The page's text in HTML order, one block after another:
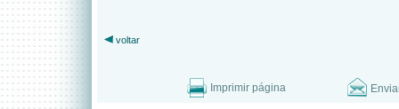
voltar
Imprimir página